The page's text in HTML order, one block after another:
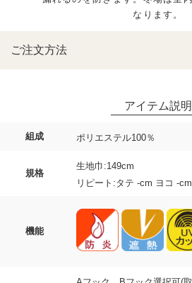
組成 ポリエステル100％
規格
生地巾:149cm
リピート:タテ -cm ヨコ -cm
機能
ご注文方法
なります。